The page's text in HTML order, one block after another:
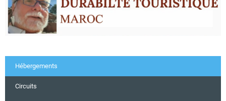
Hébergements
Circuits